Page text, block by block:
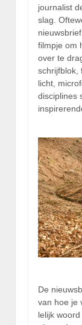
journalist
slag.
filmpje om
over te
schrijfblok,
licht,
disciplines
De
van hoe je
lelijk